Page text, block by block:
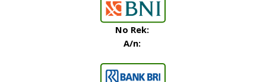
No Rek:
A/n: